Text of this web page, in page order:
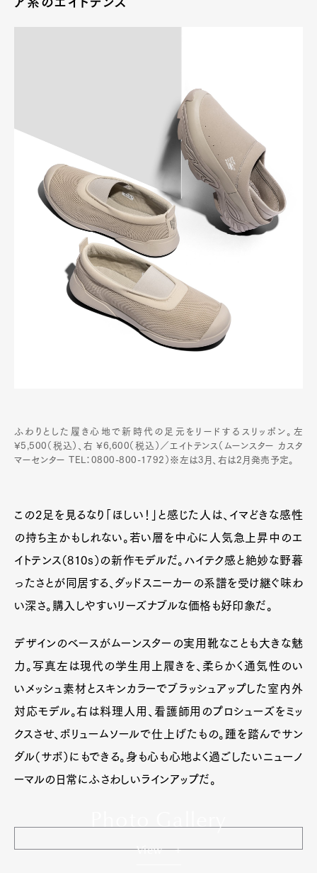
ふわりとした履き心地で新時代の足元をリードするスリッポン。左
¥5,500（税込）、右 ¥6,600（税込）／エイトテンス（ムーンスター カスタ
マーセンター TEL：0800-800-1792）※左は3月、右は2月発売予定。
この2足を見るなり「ほしい！」と感じた人は、イマどきな感性
の持ち主かもしれない。若い層を中心に人気急上昇中のエ
イトテンス（810s）の新作モデルだ。ハイテク感と絶妙な野暮
ったさとが同居する、ダッドスニーカーの系譜を受け継ぐ味わ
い深さ。購入しやすいリーズナブルな価格も好印象だ。
デザインのベースがムーンスターの実用靴なことも大きな魅
力。写真左は現代の学生用上履きを、柔らかく通気性のい
いメッシュ素材とスキンカラーでブラッシュアップした室内外
対応モデル。右は料理人用、看護師用のプロシューズをミッ
クスさせ、ボリュームソールで仕上げたもの。踵を踏んでサン
ダル（サボ）にもできる。身も心も心地よく過ごしたいニューノ
ーマルの日常にふさわしいラインアップだ。
Photo Gallery
View